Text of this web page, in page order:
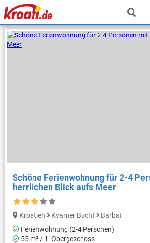
Schöne Ferienwohnung für 2-4
herrlichen Blick aufs Meer
Kroatien Kvarner Bucht
Barbat
Ferienwohnung (2-4 Personen)
55 m² / 1. Obergeschoss